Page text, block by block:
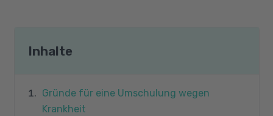
Inhalte
Gründe für eine Umschulung wegen
Krankheit